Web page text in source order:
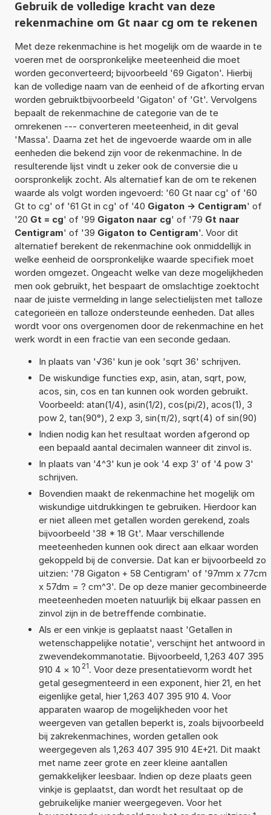
Gebruik de volledige kracht van deze
rekenmachine om Gt naar cg om te rekenen
Met deze rekenmachine is het mogelijk om de waarde in te
voeren met de oorspronkelijke meeteenheid die moet
worden geconverteerd; bijvoorbeeld '69 Gigaton'. Hierbij
kan de volledige naam van de eenheid of de afkorting ervan
worden gebruiktbijvoorbeeld 'Gigaton' of 'Gt'. Vervolgens
bepaalt de rekenmachine de categorie van de te
omrekenen --- converteren meeteenheid, in dit geval
'Massa'. Daarna zet het de ingevoerde waarde om in alle
eenheden die bekend zijn voor de rekenmachine. In de
resulterende lijst vindt u zeker ook de conversie die u
oorspronkelijk zocht. Als alternatief kan de om te rekenen
waarde als volgt worden ingevoerd: '60 Gt naar cg' of '60
Gt to cg' of '61 Gt in cg' of '40 Gigaton -> Centigram' of
'20 Gt = cg' of '99 Gigaton naar cg' of '79 Gt naar
Centigram' of '39 Gigaton to Centigram'. Voor dit
alternatief berekent de rekenmachine ook onmiddellijk in
welke eenheid de oorspronkelijke waarde specifiek moet
worden omgezet. Ongeacht welke van deze mogelijkheden
men ook gebruikt, het bespaart de omslachtige zoektocht
naar de juiste vermelding in lange selectielijsten met talloze
categorieën en talloze ondersteunde eenheden. Dat alles
wordt voor ons overgenomen door de rekenmachine en het
werk wordt in een fractie van een seconde gedaan.
In plaats van '√36' kun je ook 'sqrt 36' schrijven.
De wiskundige functies exp, asin, atan, sqrt, pow,
acos, sin, cos en tan kunnen ook worden gebruikt.
Voorbeeld: atan(1/4), asin(1/2), cos(pi/2), acos(1), 3
pow 2, tan(90°), 2 exp 3, sin(π/2), sqrt(4) of sin(90)
Indien nodig kan het resultaat worden afgerond op
een bepaald aantal decimalen wanneer dit zinvol is.
In plaats van '4^3' kun je ook '4 exp 3' of '4 pow 3'
schrijven.
Bovendien maakt de rekenmachine het mogelijk om
wiskundige uitdrukkingen te gebruiken. Hierdoor kan
er niet alleen met getallen worden gerekend, zoals
bijvoorbeeld '38 * 18 Gt'. Maar verschillende
meeteenheden kunnen ook direct aan elkaar worden
gekoppeld bij de conversie. Dat kan er bijvoorbeeld zo
uitzien: '78 Gigaton + 58 Centigram' of '97mm x 77cm
x 57dm = ? cm^3'. De op deze manier gecombineerde
meeteenheden moeten natuurlijk bij elkaar passen en
zinvol zijn in de betreffende combinatie.
Als er een vinkje is geplaatst naast 'Getallen in
wetenschappelijke notatie', verschijnt het antwoord in
zwevendekommanotatie. Bijvoorbeeld, 1,263 407 395
910 4 × 10 21. Voor deze presentatievorm wordt het
getal gesegmenteerd in een exponent, hier 21, en het
eigenlijke getal, hier 1,263 407 395 910 4. Voor
apparaten waarop de mogelijkheden voor het
weergeven van getallen beperkt is, zoals bijvoorbeeld
bij zakrekenmachines, worden getallen ook
weergegeven als 1,263 407 395 910 4E+21. Dit maakt
met name zeer grote en zeer kleine aantallen
gemakkelijker leesbaar. Indien op deze plaats geen
vinkje is geplaatst, dan wordt het resultaat op de
gebruikelijke manier weergegeven. Voor het